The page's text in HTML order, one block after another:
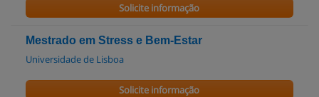
Solicite informação
Mestrado em Stress e Bem-Estar
Universidade de Lisboa
Solicite informação